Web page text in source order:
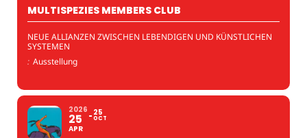
MULTISPEZIES MEMBERS CLUB
NEUE ALLIANZEN ZWISCHEN LEBENDIGEN UND KÜNSTLICHEN
SYSTEMEN
: Ausstellung
2026
25
APR
25
OCT